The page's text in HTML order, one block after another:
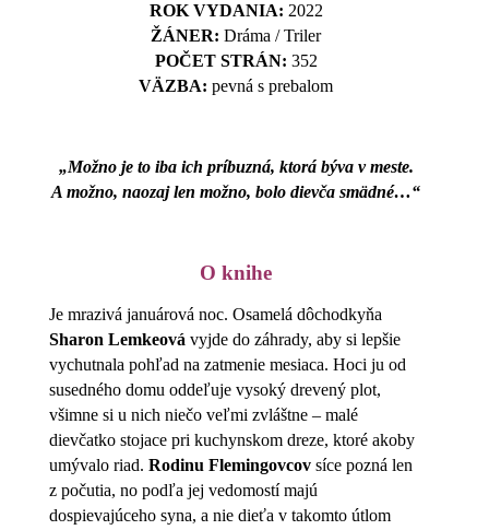
ROK VYDANIA: 2022
ŽÁNER: Dráma / Triler
POČET STRÁN: 352
VÄZBA: pevná s prebalom
„Možno je to iba ich príbuzná, ktorá býva v meste.
A možno, naozaj len možno, bolo dievča smädné…“
O knihe
Je mrazivá januárová noc. Osamelá dôchodkyňa
Sharon Lemkeová vyjde do záhrady, aby si lepšie
vychutnala pohľad na zatmenie mesiaca. Hoci ju od
susedného domu oddeľuje vysoký drevený plot,
všimne si u nich niečo veľmi zvláštne – malé
dievčatko stojace pri kuchynskom dreze, ktoré akoby
umývalo riad. Rodinu Flemingovcovsíce pozná len
z počutia, no podľa jej vedomostí majú
dospievajúceho syna, a nie dieťa v takomto útlom